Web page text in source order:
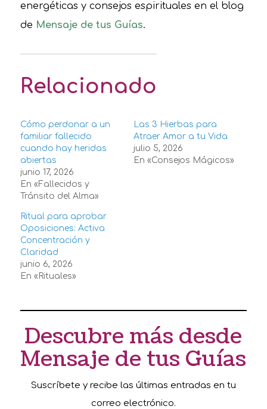
energéticas y consejos espirituales en el blog
de Mensaje de tus Guías.
Relacionado
Cómo perdonar a un
familiar fallecido
cuando hay heridas
abiertas
junio 17, 2026
En «Fallecidos y
Tránsito del Alma»
Las 3 Hierbas para
Atraer Amor a tu Vida
julio 5, 2026
En «Consejos Mágicos»
Ritual para aprobar
Oposiciones: Activa
Concentración y
Claridad
junio 6, 2026
En «Rituales»
Descubre más desde
Mensaje de tus Guías
Suscríbete y recibe las últimas entradas en tu
correo electrónico.